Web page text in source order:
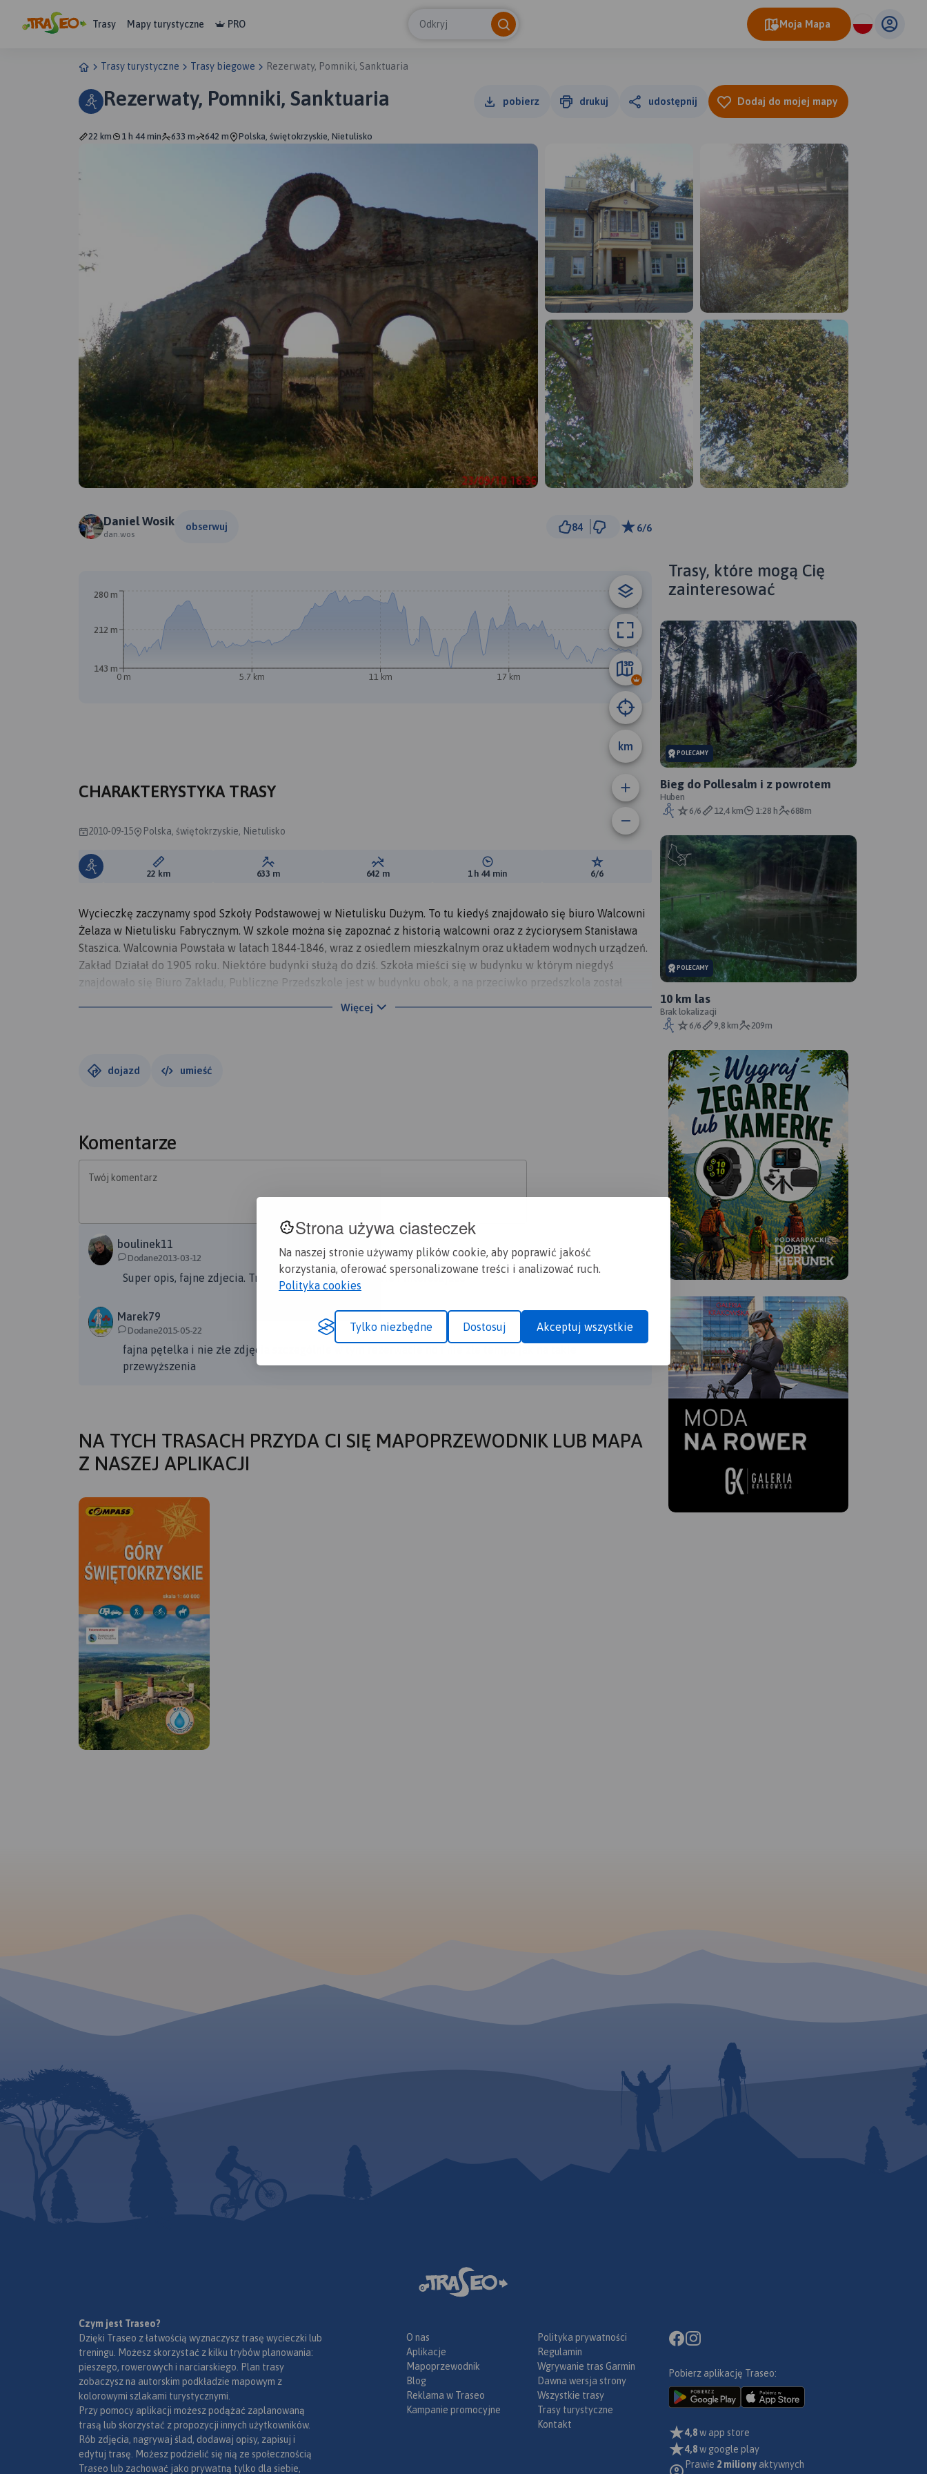
Strona używa ciasteczek
Na naszej stronie używamy plików cookie, aby poprawić jakość
korzystania, oferować spersonalizowane treści i analizować ruch.
Polityka cookies
Tylko niezbędne Dostosuj Akceptuj wszystkie
Trasy Mapy turystyczne PRO Odkryj Moja Mapa
Trasy turystyczne Trasy biegowe Rezerwaty, Pomniki, Sanktuaria
Rezerwaty, Pomniki, Sanktuaria pobierz drukuj udostępnij Dodaj do mojej mapy
22 km 1 h 44 min 633 m 642 m Polska, świętokrzyskie, Nietulisko
Daniel Wosik
dan.wos
obserwuj 84 6/6
B
A
km
0 m 5.7 km 11 km 17 km 22 km
143 m
212 m
280 m
CHARAKTERYSTYKA TRASY
2010-09-15 Polska, świętokrzyskie, Nietulisko
Długość trasy:
22 km Suma przewyższeń:
633 m Suma spadków:
642 m Średni czas potrzebny na pokonanie trasy:
1 h 44 min Ocena trasy:
6/6
Wycieczkę zaczynamy spod Szkoły Podstawowej w Nietulisku Dużym. To tu kiedyś znajdowało się biuro Walcowni
Żelaza w Nietulisku Fabrycznym. W szkole można się zapoznać z historią walcowni oraz z życiorysem Stanisława
Staszica. Walcownia Powstała w latach 1844-1846, wraz z osiedlem mieszkalnym oraz układem wodnych urządzeń.
Zakład Działał do 1905 roku. Niektóre budynki służą do dziś. Szkoła mieści się w budynku w którym niegdyś
znajdowało się Biuro Zakładu, Publiczne Przedszkole jest w budynku obok, a na przeciwko przedszkola został
założona 1857 roku i nazywał się Szkoła Górniczo-Rządowa w Nietulisku, dziś mieści się Publiczna Szkoła
Witolda Gombrowicza. Kolejne kroki kierujemy w kierunku Wiór, odwiedzamy Stary kamieniołom, skały
Maryjne, warto odwiedzić to miejsce z całą rodziną. Godne polecenia jest również odwiedzenie: Golgoty
Pielgrzyma. Cały obiekt zbudowany jest na wzór Sanktuarium w Licheniu. W pobliżu znajduje się dobra baza
Rezerwacie znajduje się pod ochroną wiele wystających kamieni piaskowych z czasów kredy. Wycieczkę kończymy
w początkowym miejscu.
Więcej
dojazd umieść
Komentarze
Twój komentarz
boulinek11
Dodane2013-03-12
Super opis, fajne zdjecia. Trasa przygotowana ciekawie i interesujaco
Marek79
Dodane2015-05-22
fajna pętelka i nie złe zdjęcia szczególnie w tym rezerwacie no i nie złe tempo jak na takie
przewyższenia
NA TYCH TRASACH PRZYDA CI SIĘ MAPOPRZEWODNIK LUB MAPA
Z NASZEJ APLIKACJI
Mapa turystyczna "Góry
Świętokrzyskie" przedstawia
całość masywu, położonego w
teren sprawia, że jego ścieżki
przemierzać mogą także mniej
doświadczeni turyści. Obszar
przedstawiony na mapie
zamyka się w granicach:
Końskie na północy, Raków na
południu, Ostrowiec
Świętokrzyski na wschodzie,
Dobrzeszów na zachodzie.
wydania 2023
Trasy, które mogą Cię
zainteresować
POLECAMY
Bieg do Pollesalm i z powrotem
Huben
6/6
12,4 km 1:28 h 688m
POLECAMY
10 km las
Brak lokalizacji
6/6
9,8 km 209m
Czym jest Traseo?
Dzięki Traseo z łatwością wyznaczysz trasę wycieczki lub
treningu. Możesz skorzystać z kilku trybów planowania:
pieszego, rowerowych i narciarskiego. Plan trasy
zobaczysz na autorskim podkładzie mapowym z
kolorowymi szlakami turystycznymi.
Przy pomocy aplikacji możesz podążać zaplanowaną
trasą lub skorzystać z propozycji innych użytkowników.
Rób zdjęcia, nagrywaj ślad, dodawaj opisy, zapisuj i
edytuj trasę. Możesz podzielić się nią ze społecznością
Traseo lub zachować jako prywatną tylko dla siebie,
O nas
Aplikacje
Mapoprzewodnik
Blog
Reklama w Traseo
Kampanie promocyjne
Polityka prywatności
Regulamin
Wgrywanie tras Garmin
Dawna wersja strony
Wszystkie trasy
Trasy turystyczne
Kontakt
Pobierz aplikację Traseo:
4,8w app store
4,8w google play
Prawie 2 miliony aktywnych